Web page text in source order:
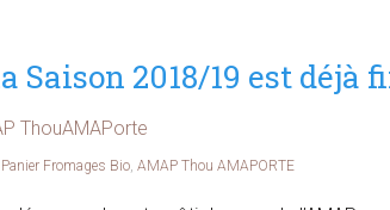
Saison 2018/19 est déjà
ThouAMAPorte
Panier Fromages Bio, AMAP Thou AMAPORTE